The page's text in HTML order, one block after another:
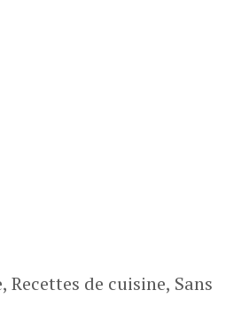
, Recettes de cuisine, Sans